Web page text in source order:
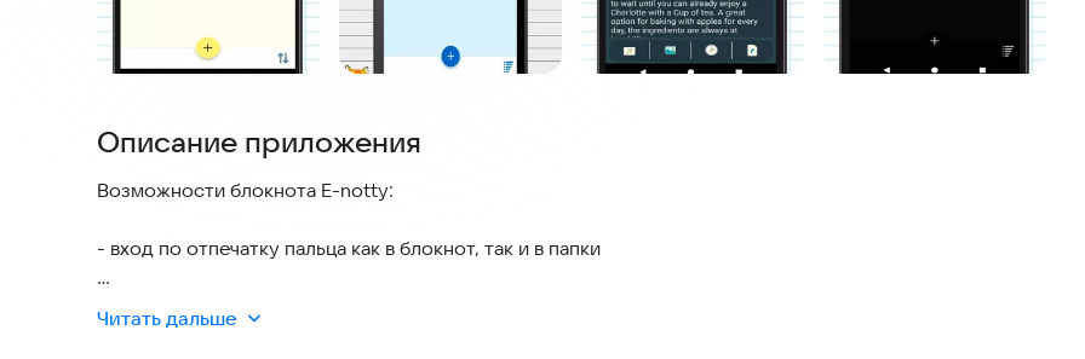
Описание приложения
Возможности блокнота E-notty:
- вход по отпечатку пальца как в блокнот, так и в папки
- вложенные папки
Читать дальше